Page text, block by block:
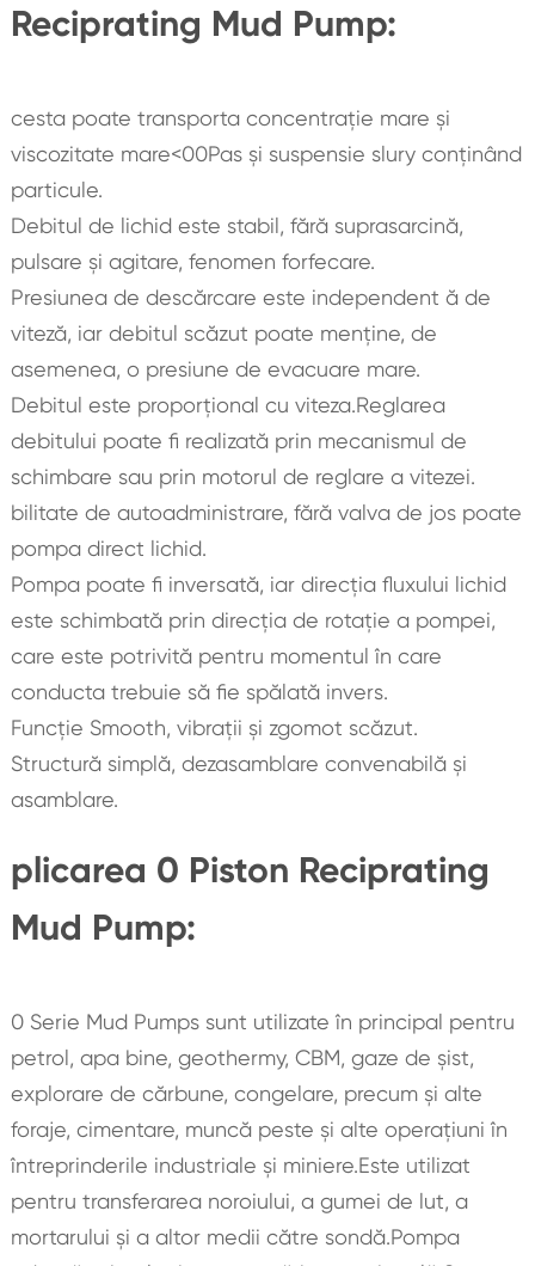
Reciprating Mud Pump:
cesta poate transporta concentrație mare și
viscozitate mare<00Pas și suspensie slury conținând
particule.
Debitul de lichid este stabil, fără suprasarcină,
pulsare și agitare, fenomen forfecare.
Presiunea de descărcare este independent ă de
viteză, iar debitul scăzut poate menține, de
asemenea, o presiune de evacuare mare.
Debitul este proporțional cu viteza.Reglarea
debitului poate fi realizată prin mecanismul de
schimbare sau prin motorul de reglare a vitezei.
bilitate de autoadministrare, fără valva de jos poate
pompa direct lichid.
Pompa poate fi inversată, iar direcția fluxului lichid
este schimbată prin direcția de rotație a pompei,
care este potrivită pentru momentul în care
conducta trebuie să fie spălată invers.
Funcție Smooth, vibrații și zgomot scăzut.
Structură simplă, dezasamblare convenabilă și
asamblare.
plicarea 0 Piston Reciprating
Mud Pump:
0 Serie Mud Pumps sunt utilizate în principal pentru
petrol, apa bine, geothermy, CBM, gaze de șist,
explorare de cărbune, congelare, precum și alte
foraje, cimentare, muncă peste și alte operațiuni în
întreprinderile industriale și miniere.Este utilizat
pentru transferarea noroiului, a gumei de lut, a
mortarului și a altor medii către sondă.Pompa